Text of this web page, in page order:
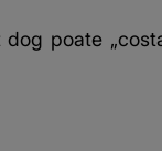
poate